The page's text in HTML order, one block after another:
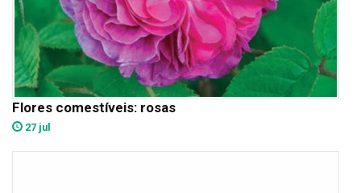
Flores comestíveis: rosas
27 jul